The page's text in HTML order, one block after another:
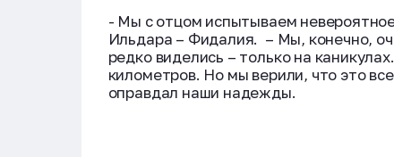
- Мы с отцом испытываем
Ильдара – Фидалия. – Мы, конечно,
редко виделись – только на
километров. Но мы верили, что это
оправдал наши надежды.